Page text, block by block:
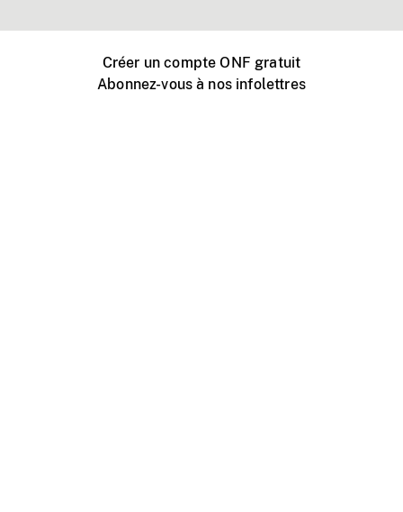
Créer un compte ONF gratuit
Abonnez-vous à nos infolettres